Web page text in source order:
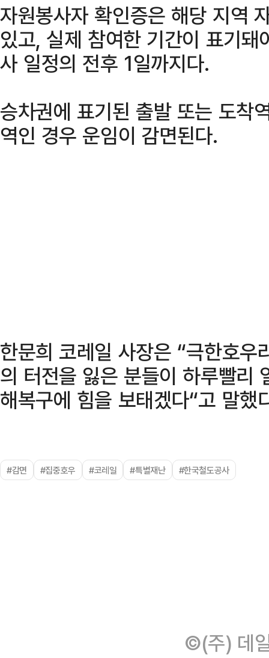
자원봉사자 확인증은 해당 지역
있고, 실제 참여한 기간이 표기
사 일정의 전후 1일까지다.
승차권에 표기된 출발 또는 도착
역인 경우 운임이 감면된다.
한문희 코레일 사장은 “극한호
의 터전을 잃은 분들이 하루빨리
해복구에 힘을 보태겠다“고 말했
#감면 #집중호우 #코레일 #특별재난 #한국철도공사
©(주) 데